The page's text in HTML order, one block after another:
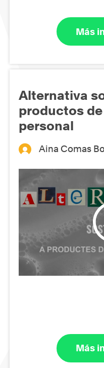
Más
Alternativa
productos
personal
Aina Comas
Más